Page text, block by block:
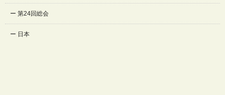
第24回総会
日本